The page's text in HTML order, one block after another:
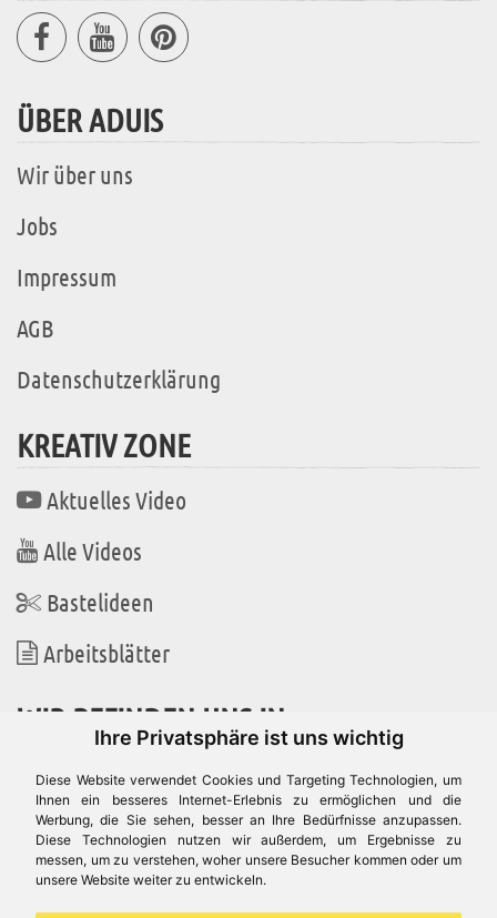
Ihre Privatsphäre ist uns wichtig
Diese Website verwendet Cookies und Targeting Technologien, um
Ihnen ein besseres Internet-Erlebnis zu ermöglichen und die
Werbung, die Sie sehen, besser an Ihre Bedürfnisse anzupassen.
Diese Technologien nutzen wir außerdem, um Ergebnisse zu
messen, um zu verstehen, woher unsere Besucher kommen oder um
unsere Website weiter zu entwickeln.
ÜBER ADUIS
Wir über uns
Jobs
Impressum
AGB
Datenschutzerklärung
KREATIV ZONE
Aktuelles Video
Alle Videos
Bastelideen
Arbeitsblätter
WIR BEFINDEN UNS IN
Es gibt uns auch in